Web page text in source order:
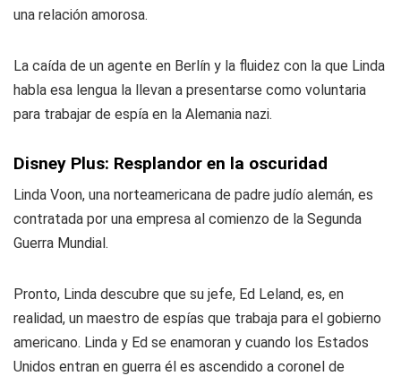
una relación amorosa.
La caída de un agente en Berlín y la fluidez con la que Linda
habla esa lengua la llevan a presentarse como voluntaria
para trabajar de espía en la Alemania nazi.
Disney Plus: Resplandor en la oscuridad
Linda Voon, una norteamericana de padre judío alemán, es
contratada por una empresa al comienzo de la Segunda
Guerra Mundial.
Pronto, Linda descubre que su jefe, Ed Leland, es, en
realidad, un maestro de espías que trabaja para el gobierno
americano. Linda y Ed se enamoran y cuando los Estados
Unidos entran en guerra él es ascendido a coronel de